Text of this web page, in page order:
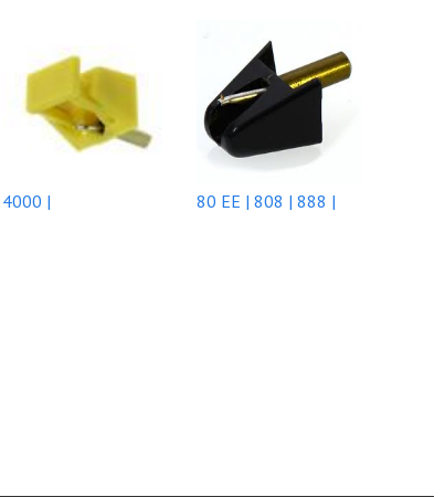
4000 | 80 EE | 808 | 888 |